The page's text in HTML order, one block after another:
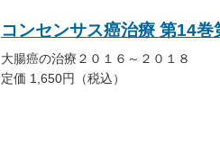
コンセンサス癌治療 第14巻
大腸癌の治療２０１６～２０１８
定価 1,650円（税込）